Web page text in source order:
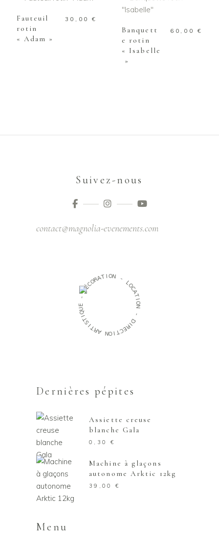
Fauteuil
rotin
« Adam »
30,00€
PANIER
Banquett
e rotin
« Isabelle
»
60,00 €
Suivez-nous
contact@magnolia-evenements.com
D
ÉCORAT ION -
L
O
C
A
T
I
O
N
-
D
I
R
E
C
T
I
O
N
A
R
T
I
S
T
I
Q
U
E
Dernières pépites
Assiette creuse
blanche Gala
0,30 €
Machine à glaçons
autonome Arktic 12kg
39,00 €
Menu